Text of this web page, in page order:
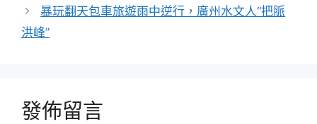
暴玩翻天包車旅遊雨中逆行，廣州水文人“把脈
洪峰”
發佈留言